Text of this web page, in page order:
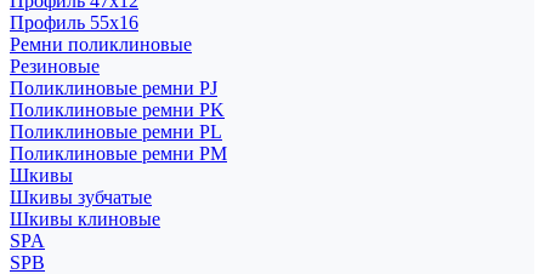
Профиль 55x16
Ремни поликлиновые
Резиновые
Поликлиновые ремни PJ
Поликлиновые ремни PK
Поликлиновые ремни PL
Поликлиновые ремни PM
Шкивы
Шкивы зубчатые
Шкивы клиновые
SPA
SPB